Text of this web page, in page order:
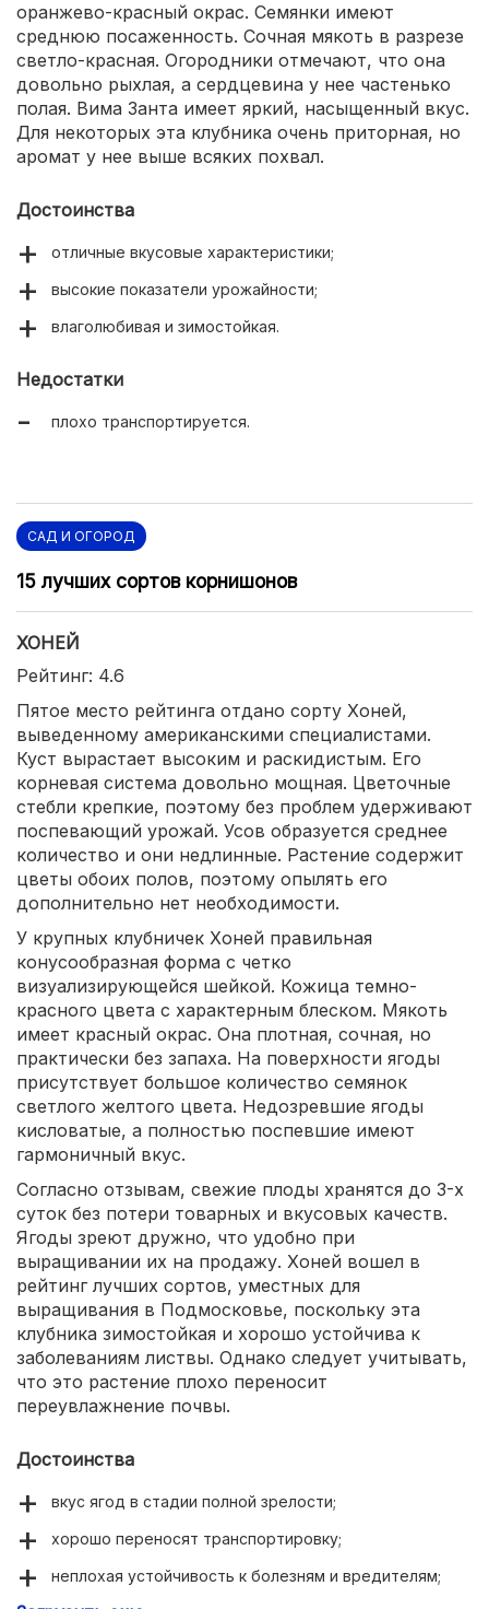
оранжево-красный окрас. Семянки имеют
среднюю посаженность. Сочная мякоть в разрезе
светло-красная. Огородники отмечают, что она
довольно рыхлая, а сердцевина у нее частенько
полая. Вима Занта имеет яркий, насыщенный вкус.
Для некоторых эта клубника очень приторная, но
аромат у нее выше всяких похвал.
Достоинства
отличные вкусовые характеристики;
высокие показатели урожайности;
влаголюбивая и зимостойкая.
Недостатки
плохо транспортируется.
САД И ОГОРОД
15 лучших сортов корнишонов
ХОНЕЙ
Рейтинг: 4.6
Пятое место рейтинга отдано сорту Хоней,
выведенному американскими специалистами.
Куст вырастает высоким и раскидистым. Его
корневая система довольно мощная. Цветочные
стебли крепкие, поэтому без проблем удерживают
поспевающий урожай. Усов образуется среднее
количество и они недлинные. Растение содержит
цветы обоих полов, поэтому опылять его
дополнительно нет необходимости.
У крупных клубничек Хоней правильная
конусообразная форма с четко
визуализирующейся шейкой. Кожица темно-
красного цвета с характерным блеском. Мякоть
имеет красный окрас. Она плотная, сочная, но
практически без запаха. На поверхности ягоды
присутствует большое количество семянок
светлого желтого цвета. Недозревшие ягоды
кисловатые, а полностью поспевшие имеют
гармоничный вкус.
Согласно отзывам, свежие плоды хранятся до 3-х
суток без потери товарных и вкусовых качеств.
Ягоды зреют дружно, что удобно при
выращивании их на продажу. Хоней вошел в
рейтинг лучших сортов, уместных для
выращивания в Подмосковье, поскольку эта
клубника зимостойкая и хорошо устойчива к
заболеваниям листвы. Однако следует учитывать,
что это растение плохо переносит
переувлажнение почвы.
Достоинства
вкус ягод в стадии полной зрелости;
хорошо переносят транспортировку;
неплохая устойчивость к болезням и вредителям;